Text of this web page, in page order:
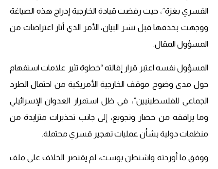
القسري بغزة”، حيث رفضت قيادة الخارجية إدراج هذه الصياغة
ووجهت بحذفها قبل نشر البيان، الأمر الذي أثار اعتراضات من
المسؤول المقال.
المسؤول نفسه اعتبر قرار إقالته “خطوة تثير علامات استفهام
حول مدى وضوح موقف الخارجية الأمريكية من احتمال الطرد
الجماعي للفلسطينيين”، في ظل استمرار العدوان الإسرائيلي
وما يرافقه من حصار وتجويع، إلى جانب تحذيرات متزايدة من
منظمات دولية بشأن عمليات تهجير قسري محتملة.
ووفق ما أوردته واشنطن بوست، لم يقتصر الخلاف على ملف